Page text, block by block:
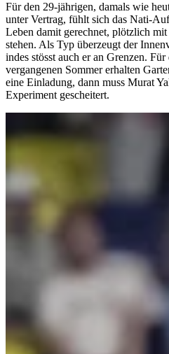
Für den 29-jährigen, damals wie
unter Vertrag, fühlt sich das Nati-
Leben damit gerechnet, plötzlich
stehen. Als Typ überzeugt der
indes stösst auch er an Grenzen.
vergangenen Sommer erhalten
eine Einladung, dann muss Murat
Experiment gescheitert.